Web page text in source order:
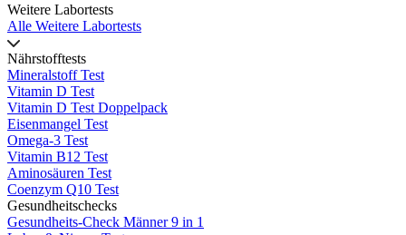
Weitere Labortests
Alle Weitere Labortests
Nährstofftests
Mineralstoff Test
Vitamin D Test
Vitamin D Test Doppelpack
Eisenmangel Test
Omega-3 Test
Vitamin B12 Test
Aminosäuren Test
Coenzym Q10 Test
Gesundheitschecks
Gesundheits-Check Männer 9 in 1